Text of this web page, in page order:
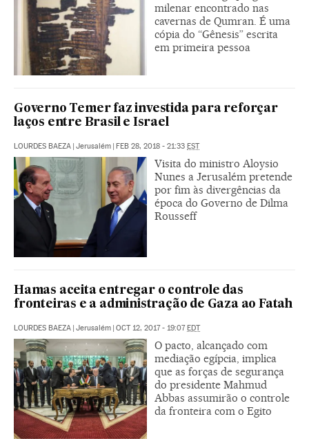
milenar encontrado nas
cavernas de Qumran. É uma
cópia do “Gênesis” escrita
em primeira pessoa
Governo Temer faz investida para reforçar
laços entre Brasil e Israel
LOURDES BAEZA | Jerusalém | FEB 28, 2018 - 21:33 EST
Visita do ministro Aloysio
Nunes a Jerusalém pretende
por fim às divergências da
época do Governo de Dilma
Rousseff
Hamas aceita entregar o controle das
fronteiras e a administração de Gaza ao Fatah
LOURDES BAEZA | Jerusalém | OCT 12, 2017 - 19:07EDT
O pacto, alcançado com
mediação egípcia, implica
que as forças de segurança
do presidente Mahmud
Abbas assumirão o controle
da fronteira com o Egito